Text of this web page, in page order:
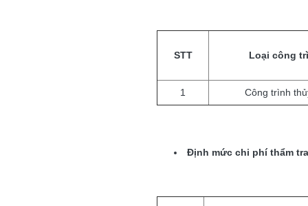
STT Loại công
1 Công trình
Định mức chi phí thẩm